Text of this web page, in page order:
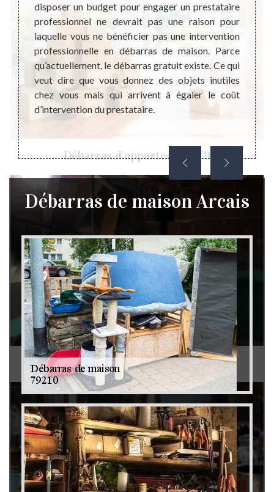
Débarras d'appartement 79
Débarras de grenier et cave 79
: le
ou
soit
un
disposer un budget pour engager un prestataire
professionnel ne devrait pas une raison pour
laquelle vous ne bénéficier pas une intervention
professionnelle en débarras de maison. Parce
qu’actuellement, le débarras gratuit existe. Ce qui
veut dire que vous donnez des objets inutiles
chez vous mais qui arrivent à égaler le coût
d’intervention du prestataire.
fait,
plus
vos
le
Débarras de maison Arcais